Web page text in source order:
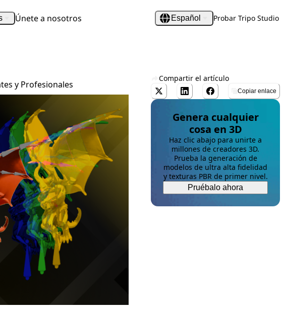
Únete a nosotros Español Probar Tripo Studio
y Profesionales
Compartir el artículo
Copiar enlace
Genera cualquier
cosa en 3D
Haz clic abajo para unirte a
millones de creadores 3D.
Prueba la generación de
modelos de ultra alta fidelidad
y texturas PBR de primer nivel.
Pruébalo ahora